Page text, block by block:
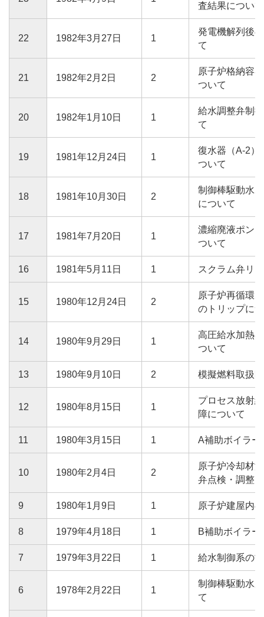
査結果について
22 1982年3月27日 1
発電機解列後
て
21 1982年2月2日 2
原子炉格納容
ついて
20 1982年1月10日 1
給水調整弁制
て
19 1981年12月24日 1
復水器（A-2）
ついて
18 1981年10月30日 2
制御棒駆動水
について
17 1981年7月20日 1
濃縮廃液ポン
ついて
16 1981年5月11日 1 スクラム弁リ
15 1980年12月24日 2
原子炉再循環
のトリップに
14 1980年9月29日 1
高圧給水加熱
ついて
13 1980年9月10日 2 模擬燃料取扱
12 1980年8月15日 1
プロセス放射
障について
11 1980年3月15日 1 A補助ボイラー
10 1980年2月4日 2
原子炉冷却材
弁点検・調整
9 1980年1月9日 1 原子炉建屋内
8 1979年4月18日 1 B補助ボイラ
7 1979年3月22日 1 給水制御系の
6 1978年2月22日 1
制御棒駆動水
て